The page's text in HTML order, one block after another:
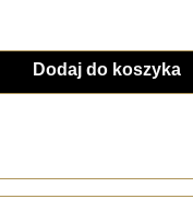
Dodaj do koszyka